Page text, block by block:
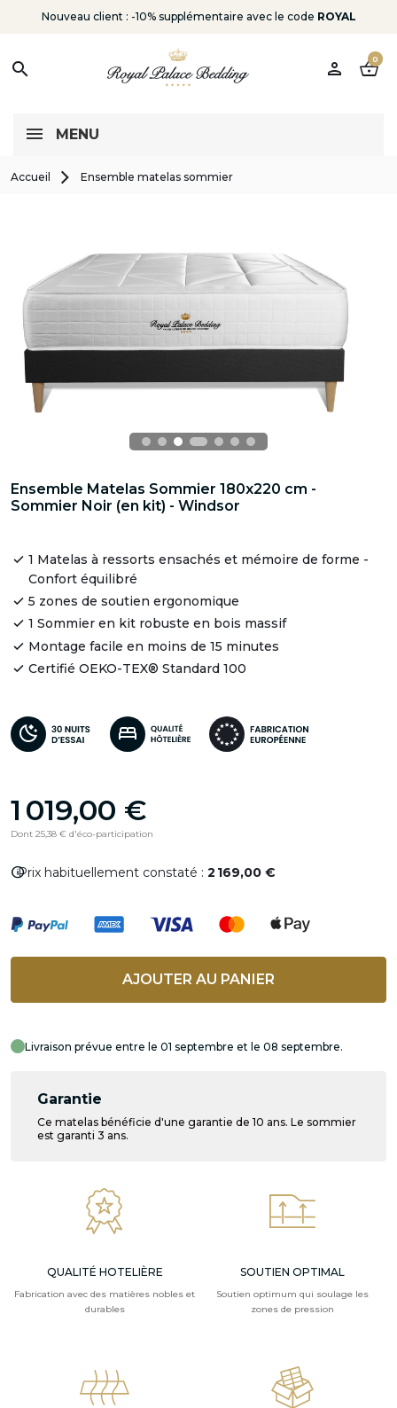
Nouveau client : -10% supplémentaire avec le code ROYAL
search person shopping_basket
0
MENU
Accueil Ensemble matelas sommier
Ensemble Matelas Sommier 180x220 cm -
Sommier Noir (en kit) - Windsor
1 Matelas à ressorts ensachés et mémoire de forme -
Confort équilibré
5 zones de soutien ergonomique
1 Sommier en kit robuste en bois massif
Montage facile en moins de 15 minutes
Certifié OEKO-TEX® Standard 100
1 019,00 €
Dont 25,38 € d'éco-participation
infoPrix habituellement constaté : 2 169,00 €
AJOUTER AU PANIER
Livraison prévue entre le 01 septembre et le 08 septembre.
Garantie
Ce matelas bénéficie d'une garantie de 10 ans. Le sommier
est garanti 3 ans.
QUALITÉ HOTELIÈRE
Fabrication avec des matières nobles et
durables
SOUTIEN OPTIMAL
Soutien optimum qui soulage les
zones de pression